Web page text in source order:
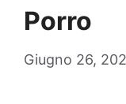
Porro
Giugno 26,